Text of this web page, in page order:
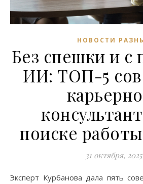
НОВОСТИ
Без спешки и
ИИ: ТОП-5
поиске
31 октября, 2025
Эксперт Курбанова дала пять советов для успешного